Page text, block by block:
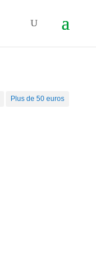
Plus de 50 euros